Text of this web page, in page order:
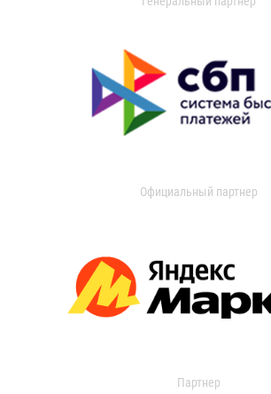
Официальный партнер
Партнер